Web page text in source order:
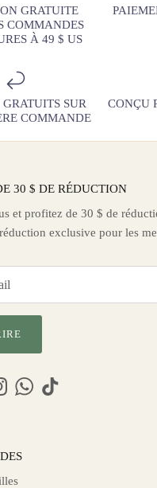
GRATUITE
COMMANDES
À 49 $ US
SUR
COMMANDE
CONÇU
30 $ DE RÉDUCTION
et profitez de 30 $ de
exclusive pour les
WhatsApp
TikTok